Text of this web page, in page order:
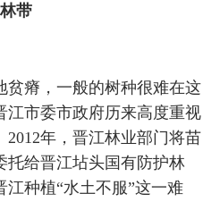
带
贫瘠，一般的树种很难在这
江市委市政府历来高度重视
年，晋江林业部门将苗
托给晋江坫头国有防护林
种植“水土不服”这一难